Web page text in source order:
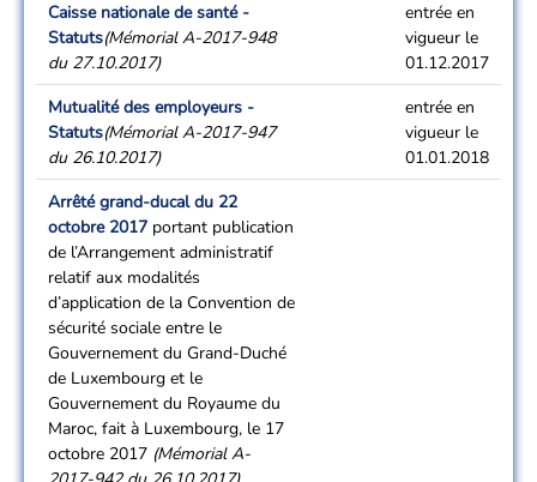
Caisse nationale de santé -
Statuts(Mémorial A-2017-948
du 27.10.2017)
entrée en
vigueur le
01.12.2017
Mutualité des employeurs -
Statuts(Mémorial A-2017-947
du 26.10.2017)
entrée en
vigueur le
01.01.2018
Arrêté grand-ducal du 22
octobre 2017 portant publication
de l’Arrangement administratif
relatif aux modalités
d’application de la Convention de
sécurité sociale entre le
Gouvernement du Grand-Duché
de Luxembourg et le
Gouvernement du Royaume du
Maroc, fait à Luxembourg, le 17
octobre 2017 (Mémorial A-